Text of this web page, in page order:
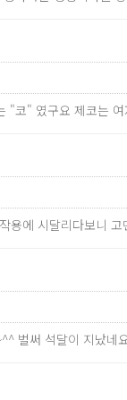
코" 였구요 제코는
에 시달리다보니
벌써 석달이 지났